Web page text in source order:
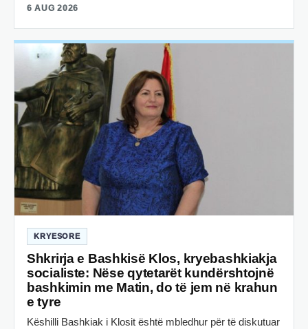
6 AUG 2026
KRYESORE
Shkrirja e Bashkisë Klos, kryebashkiakja
socialiste: Nëse qytetarët kundërshtojnë
bashkimin me Matin, do të jem në krahun
e tyre
Këshilli Bashkiak i Klosit është mbledhur për të diskutuar